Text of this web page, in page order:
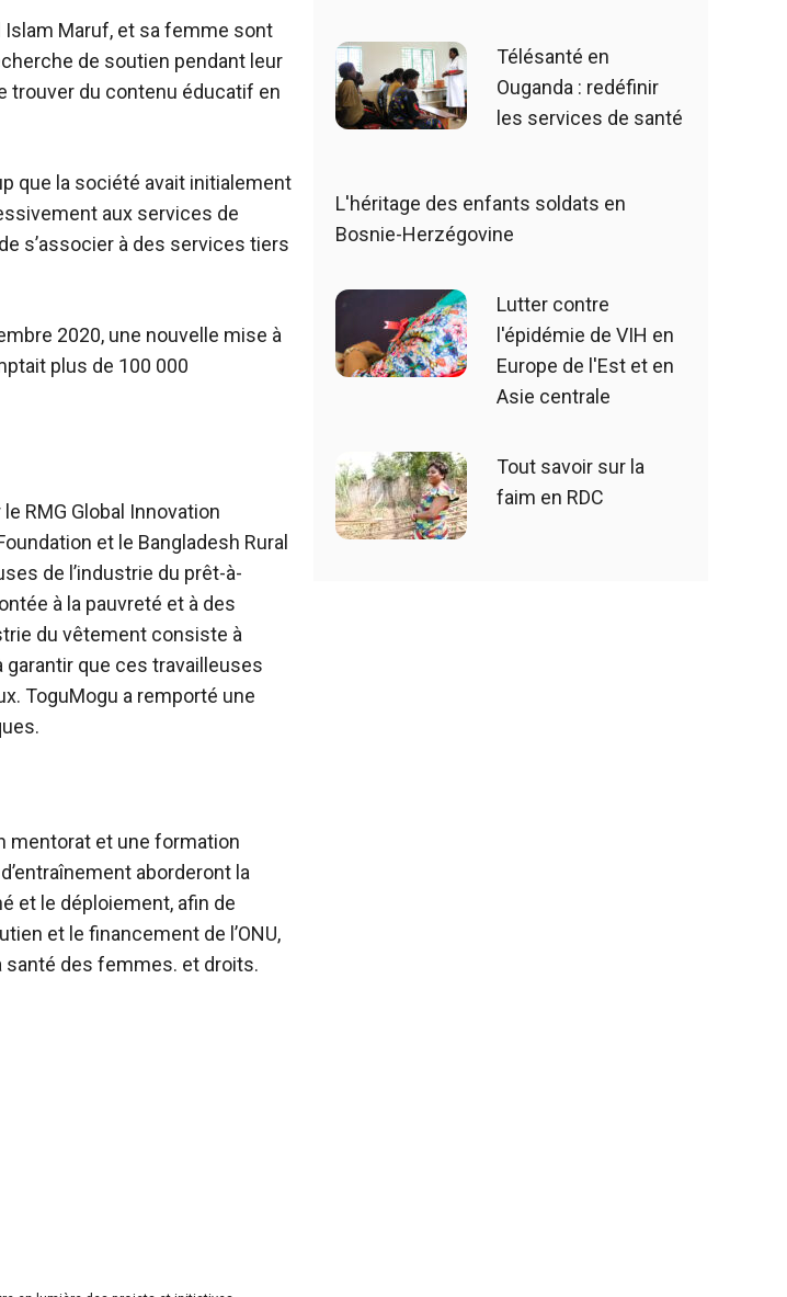
Islam Maruf, et sa femme sont
de soutien pendant leur
trouver du contenu éducatif en
que la société avait initialement
aux services de
s’associer à des services tiers
2020, une nouvelle mise à
plus de 100 000
RMG Global Innovation
et le Bangladesh Rural
de l’industrie du prêt-à-
à la pauvreté et à des
du vêtement consiste à
garantir que ces travailleuses
ToguMogu a remporté une
mentorat et une formation
aborderont la
et le déploiement, afin de
et le financement de l’ONU,
santé des femmes. et droits.
Télésanté en
Ouganda : redéfinir
les services de santé
L'héritage des enfants soldats en
Bosnie-Herzégovine
Lutter contre
l'épidémie de VIH en
Europe de l'Est et en
Asie centrale
Tout savoir sur la
faim en RDC